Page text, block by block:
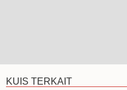
KUIS TERKAIT